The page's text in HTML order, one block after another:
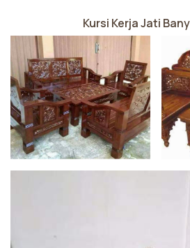
Kursi Kerja Jati